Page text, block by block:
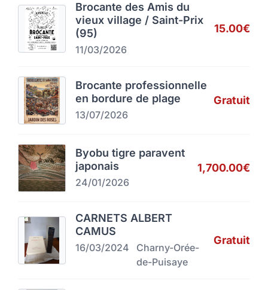
Brocante des Amis du
vieux village / Saint-Prix
(95)
11/03/2026
15.00€
Brocante professionnelle
en bordure de plage
13/07/2026
Gratuit
Byobu tigre paravent
japonais
24/01/2026
1,700.00€
CARNETS ALBERT
CAMUS
16/03/2024
Charny-Orée-
de-Puisaye
Gratuit